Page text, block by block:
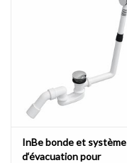
InBe bonde et système
d‘évacuation pour